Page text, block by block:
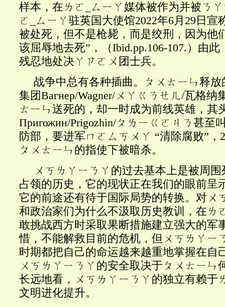
样本，在ㄌㄛ_ㄙㄧㄚ媒体被作为并被ㄋ
ㄛ_ㄙㄧㄚ驻英国大使馆2022年6月29日宣
被处死，但不是枪毙，而是绞刑，因为他
该屈辱地去死”，（Ibid.pp.106-107.）由
残忍地处决ㄚㄗㄛㄨ团士兵。
战争中总有各种插曲。ㄆㄨㄊㄧㄣ释
集团Вагнер/Wagner/ㄨㄚㄍㄋㄝㄦ/瓦格纳
ㄊㄧㄣ送死的，却一时成为前线英雄，其
Пригожин/Prigozhin/ㄆㄌㄧㄍㄛㄐㄋ甚至
防部，要进军ㄇㄛㄙㄎㄨㄚ “清除腐败”，
ㄆㄨㄊㄧㄣ的指使下被暗杀。
ㄨㄎㄌㄚㄧㄋㄚ的过去基本上是被周
占领的历史，它的现状正在我们的眼前呈
它的前途还有待于国际局势的转换。对ㄨ
和政治家们为什么不汲取历史教训，在ㄌ
敢挑战西方时采取果断措施建立强大的军
惜，不能解救目前的危机，但ㄨㄎㄌㄚㄧ
时期都把自己的命运越来越重地掌握在自
ㄨㄎㄌㄚㄧㄋㄚ的安全取决于ㄆㄨㄊㄧㄣ
长远地看，ㄨㄎㄌㄚㄧㄋㄚ的独立有赖于
文明进化提升。